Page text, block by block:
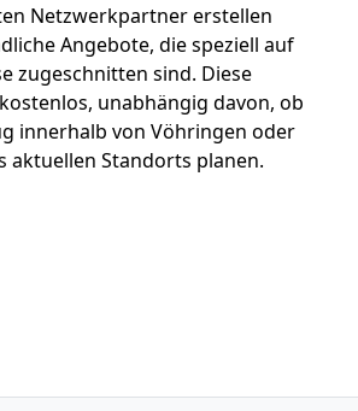
Netzwerkpartner erstellen
Angebote, die speziell auf
zugeschnitten sind. Diese
unabhängig davon, ob
innerhalb von Vöhringen oder
aktuellen Standorts planen.